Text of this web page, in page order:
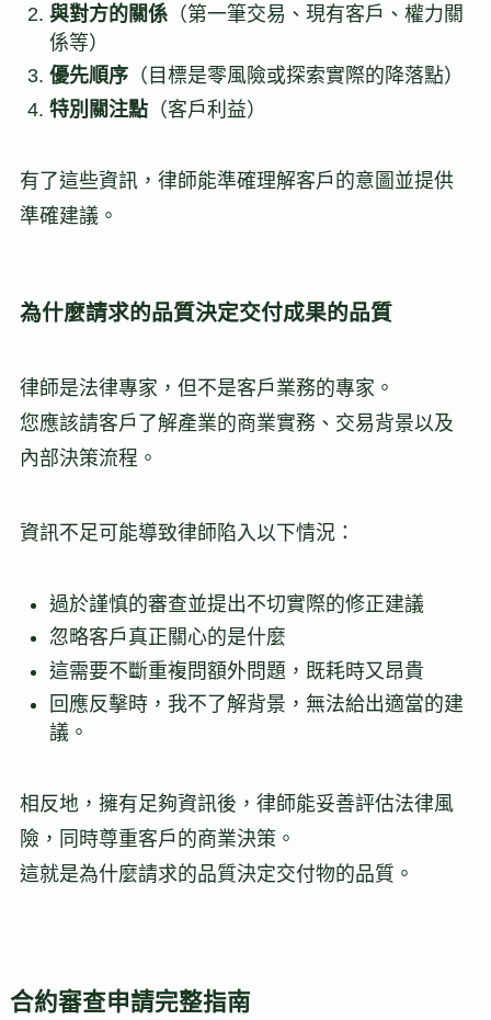
與對方的關係（第一筆交易、現有客戶、權力關
係等）
優先順序（目標是零風險或探索實際的降落點）
特別關注點（客戶利益）
有了這些資訊，律師能準確理解客戶的意圖並提供
準確建議。
為什麼請求的品質決定交付成果的品質
律師是法律專家，但不是客戶業務的專家。
您應該請客戶了解產業的商業實務、交易背景以及
內部決策流程。
資訊不足可能導致律師陷入以下情況：
過於謹慎的審查並提出不切實際的修正建議
忽略客戶真正關心的是什麼
這需要不斷重複問額外問題，既耗時又昂貴
回應反擊時，我不了解背景，無法給出適當的建
議。
相反地，擁有足夠資訊後，律師能妥善評估法律風
險，同時尊重客戶的商業決策。
這就是為什麼請求的品質決定交付物的品質。
合約審查申請完整指南